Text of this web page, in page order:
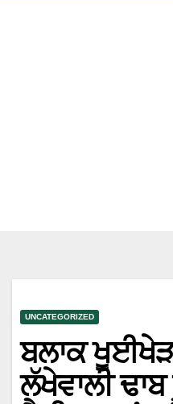
UNCATEGORIZED
ਬਲਾਕ
ਲੱਖੇਵਾਲੀ